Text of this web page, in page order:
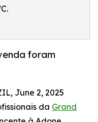
foram
June 2, 2025
da Grand